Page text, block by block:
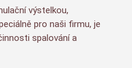
výstelkou,
pro naši firmu, je
spalování a